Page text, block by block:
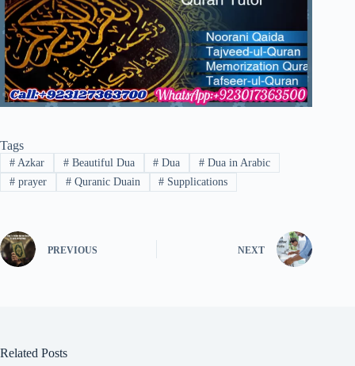
Tags
#Azkar #Beautiful Dua # Dua # Dua in Arabic
#prayer #Quranic Duain # Supplications
PREVIOUS NEXT
Related Posts